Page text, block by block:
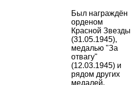
Был награждён
орденом
Красной Звезды
(31.05.1945),
медалью "За
отвагу"
(12.03.1945) и
рядом других
медалей.